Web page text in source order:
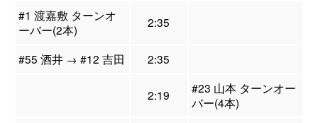
#1 渡嘉敷 ターンオ
ーバー(2本)
2:35
#55 酒井 → #12 吉田 2:35
2:19
#23 山本 ターンオー
バー(4本)